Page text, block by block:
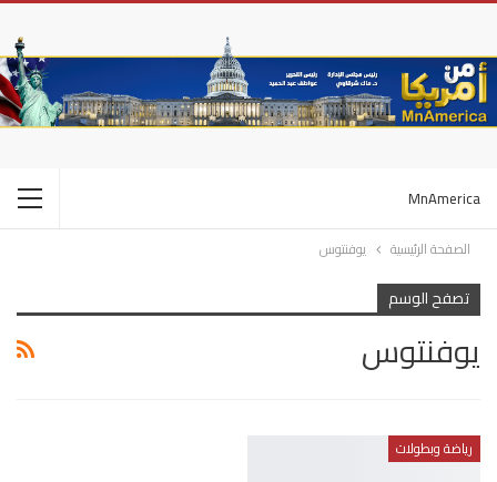
MnAmerica
الصفحة الرئيسية يوفنتوس
تصفح الوسم
يوفنتوس
رياضة وبطولات